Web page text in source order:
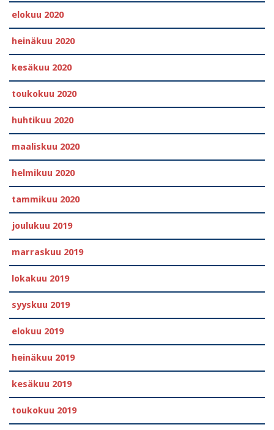
elokuu 2020
heinäkuu 2020
kesäkuu 2020
toukokuu 2020
huhtikuu 2020
maaliskuu 2020
helmikuu 2020
tammikuu 2020
joulukuu 2019
marraskuu 2019
lokakuu 2019
syyskuu 2019
elokuu 2019
heinäkuu 2019
kesäkuu 2019
toukokuu 2019